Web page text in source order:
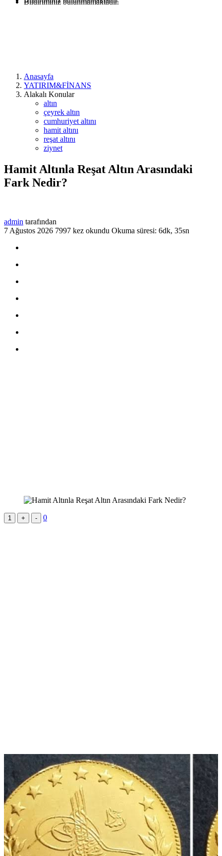
Bildiriminiz bulunmamaktadır.
Anasayfa
YATIRIM&FİNANS
Alakalı Konular
altın
çeyrek altın
cumhuriyet altını
hamit altını
reşat altını
ziynet
Hamit Altınla Reşat Altın Arasındaki
Fark Nedir?
admin tarafından
7 Ağustos 2026 7997 kez okundu Okuma süresi: 6dk, 35sn
1 + - 0